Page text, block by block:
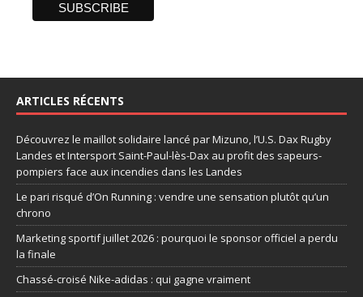
ARTICLES RÉCENTS
Découvrez le maillot solidaire lancé par Mizuno, l’U.S. Dax Rugby
Landes et Intersport Saint-Paul-lès-Dax au profit des sapeurs-
pompiers face aux incendies dans les Landes
Le pari risqué d’On Running : vendre une sensation plutôt qu’un
chrono
Marketing sportif juillet 2026 : pourquoi le sponsor officiel a perdu
la finale
Chassé-croisé Nike-adidas : qui gagne vraiment